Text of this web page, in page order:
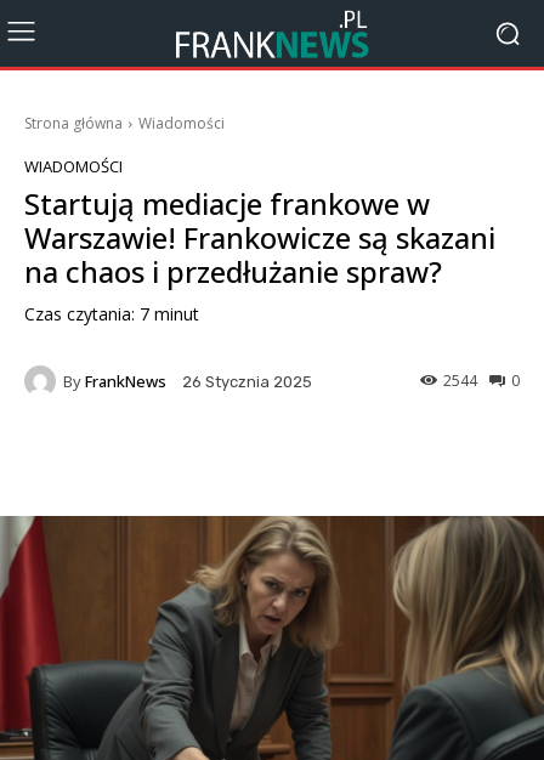
Strona główna Wiadomości
WIADOMOŚCI
Startują mediacje frankowe w
Warszawie! Frankowicze są skazani
na chaos i przedłużanie spraw?
Czas czytania: 7 minut
ByFrankNews 26 Stycznia 2025 0
2544